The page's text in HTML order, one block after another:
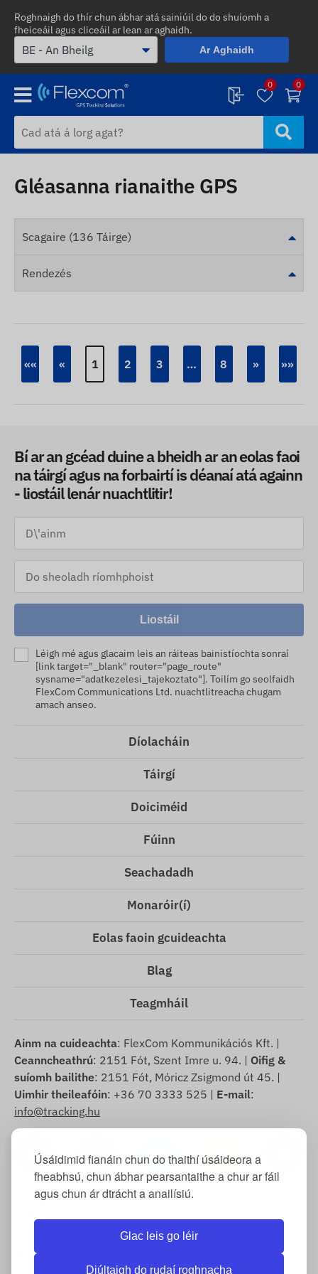
Úsáidimid fianáin chun do thaithí úsáideora a
fheabhsú, chun ábhar pearsantaithe a chur ar fáil
agus chun ár dtrácht a anailísiú.
Glac leis go léir
Diúltaigh do rudaí roghnacha
Roghnaigh do thír chun ábhar atá sainiúil do do shuíomh a
fheiceáil agus cliceáil ar lean ar aghaidh.
Ar Aghaidh
0 0
Gléasanna rianaithe GPS
Scagaire (136 Táirge)
Rendezés
«« « 1 2 3 … 8 » »»
Bí ar an gcéad duine a bheidh ar an eolas faoi
na táirgí agus na forbairtí is déanaí atá againn
- liostáil lenár nuachtlitir!
Liostáil
Léigh mé agus glacaim leis an ráiteas bainistíochta sonraí
[link target="_blank" router="page_route"
sysname="adatkezelesi_tajekoztato"]. Toilím go seolfaidh
FlexCom Communications Ltd. nuachtlitreacha chugam
amach anseo.
Díolacháin
Táirgí
Doiciméid
Fúinn
Seachadadh
Monaróir(í)
Eolas faoin gcuideachta
Blag
Teagmháil
Ainm na cuideachta: FlexCom Kommunikációs Kft. |
Ceanncheathrú: 2151 Fót, Szent Imre u. 94. | Oifig &
suíomh bailithe: 2151 Fót, Móricz Zsigmond út 45. |
Uimhir theileafóin: +36 70 3333 525 | E-mail:
info@tracking.hu